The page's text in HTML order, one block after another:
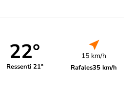
22°
Ressenti 21°
15 km/h
Rafales35 km/h